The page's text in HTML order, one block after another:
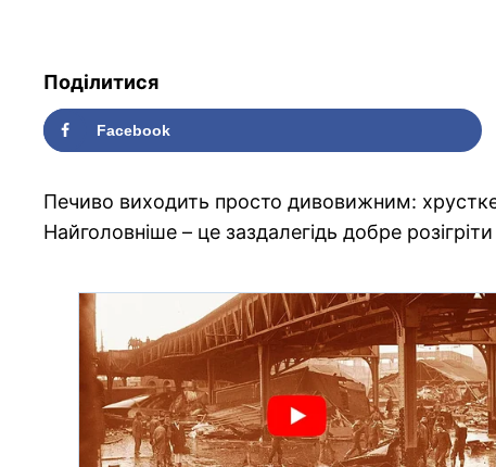
Поділитися
Facebook
Печиво виходить просто дивовижним:
Найголовніше – це заздалегідь добре